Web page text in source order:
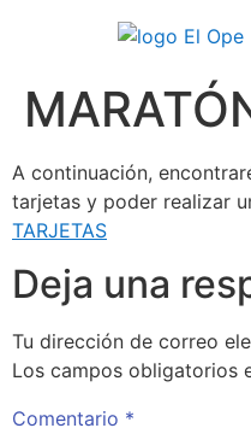
A continuación,
tarjetas y poder realizar
TARJETAS
Deja una
Tu dirección de correo
Los campos obligatorios
Comentario *